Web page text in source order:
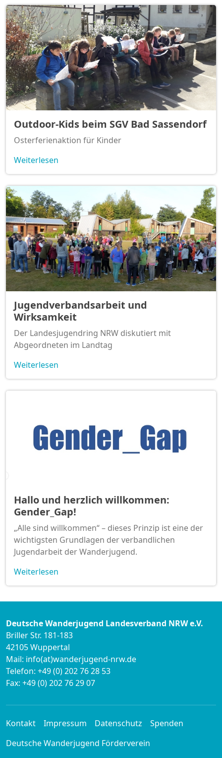
Outdoor-Kids beim SGV Bad Sassendorf
Osterferienaktion für Kinder
Weiterlesen
Jugendverbandsarbeit und
Wirksamkeit
Der Landesjugendring NRW diskutiert mit
Abgeordneten im Landtag
Weiterlesen
Hallo und herzlich willkommen:
Gender_Gap!
„Alle sind willkommen“ – dieses Prinzip ist eine der
wichtigsten Grundlagen der verbandlichen
Jugendarbeit der Wanderjugend.
Weiterlesen
Deutsche Wanderjugend Landesverband NRW e.V.
Briller Str. 181-183
42105 Wuppertal
Mail: info(at)wanderjugend-nrw.de
Telefon: +49 (0) 202 76 28 53
Fax: +49 (0) 202 76 29 07
Kontakt Impressum Datenschutz
Spenden
Deutsche Wanderjugend Förderverein